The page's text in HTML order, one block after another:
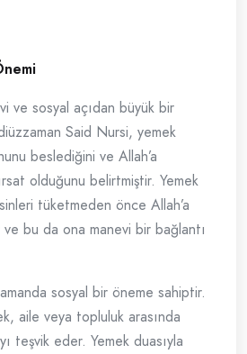
ve sosyal açıdan büyük bir
Said Nursi, yemek
beslediğini ve Allah’a
olduğunu belirtmiştir. Yemek
tüketmeden önce Allah’a
bu da ona manevi bir bağlantı
sosyal bir öneme sahiptir.
aile veya topluluk arasında
teşvik eder. Yemek duasıyla